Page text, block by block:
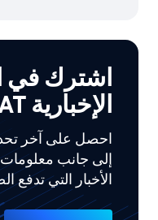
اشترك في
الإخبارية OPSWAT
إلى جانب
الأخبار التي تدفع